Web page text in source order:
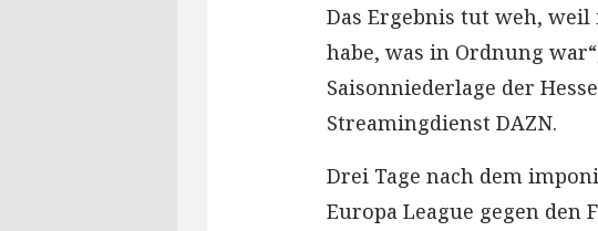
Das Ergebnis tut weh, weil
habe, was in Ordnung
Saisonniederlage der
Streamingdienst DAZN.
Drei Tage nach dem
Europa League gegen den